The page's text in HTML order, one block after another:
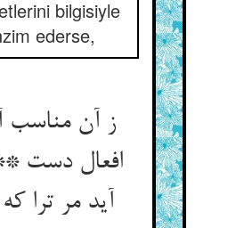
bilgisiyle
ederse,
ز آن مناسب
افعال دست
آید مر ترا